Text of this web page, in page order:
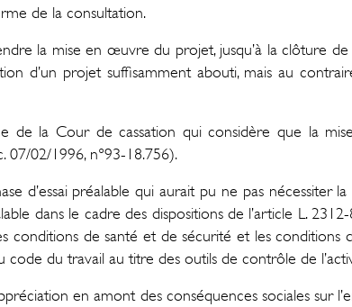
de la consultation.
la mise en œuvre du projet, jusqu’à la clôture de
d’un projet suffisamment abouti, mais au
de la Cour de cassation qui considère que la
07/02/1996, n°93-18.756).
d’essai préalable qui aurait pu ne pas nécessiter
dans le cadre des dispositions de l’article L.
de santé et de sécurité et les conditions
du travail au titre des outils de contrôle de
en amont des conséquences sociales sur